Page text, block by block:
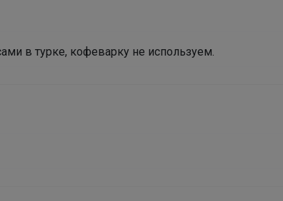
в турке, кофеварку не используем.